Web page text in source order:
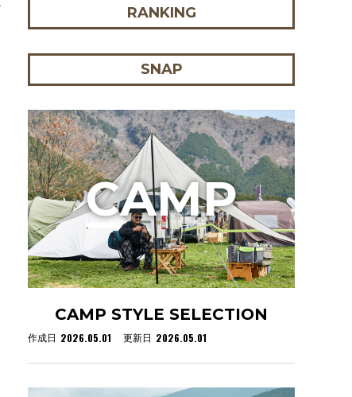
RANKING
SNAP
CAMP STYLE SELECTION
作成日 2026.05.01 更新日 2026.05.01
CAMP